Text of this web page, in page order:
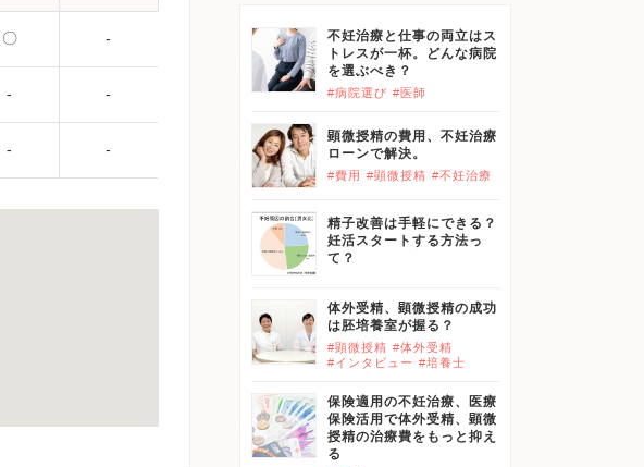
〇 -
- -
- -
不妊治療と仕事の両立はス
トレスが一杯。どんな病院
を選ぶべき？
#病院選び #医師
顕微授精の費用、不妊治療
ローンで解決。
#費用 #顕微授精 #不妊治療
精子改善は手軽にできる？
妊活スタートする方法っ
て？
体外受精、顕微授精の成功
は胚培養室が握る？
#顕微授精 #体外受精
#インタビュー #培養士
保険適用の不妊治療、医療
保険活用で体外受精、顕微
授精の治療費をもっと抑え
る